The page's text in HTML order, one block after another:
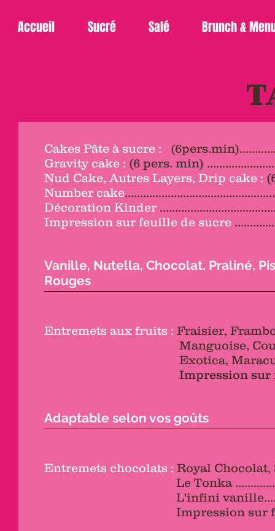
Accueil Sucré Salé Brunch &
Cakes Pâte à sucre :
Gravity cake : (6 pers. min)
Nud Cake, Autres Layers, Drip cake :
Number cake
Décoration Kinder
Impression sur feuille de sucre
Vanille, Nutella, Chocolat, Praliné,
Rouges
Entremets aux fruits : Fraisier,
Manguoise,
Exotica, Maracuja
Impression sur
Adaptable selon vos goûts
Entremets chocolats : Royal Chocolat,
Le Tonka
L'infini
Impression sur